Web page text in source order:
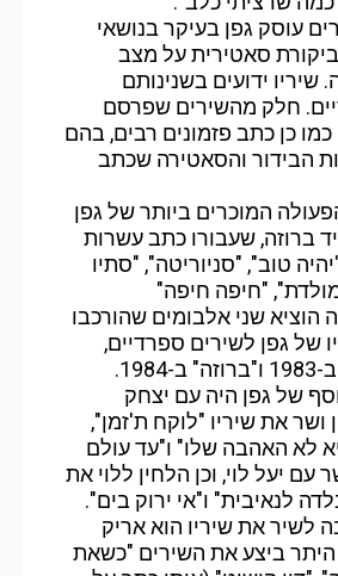
עוסק גפן בעיקר בנושאי
וביקורת סאטירית על מצב
שיריו ידועים בשנינותם
חלק מהשירים שפרסם
כמו כן כתב פזמונים רבים, בהם
הבידור והסאטירה שכתב
המוכרים ביותר של גפן
ברוזה, שעבורו כתב עשרות
טוב", "סניוריטה", "סתיו
"חיפה חיפה"
הוציא שני אלבומים שהורכבו
של גפן לשירים ספרדיים,
של גפן היה עם יצחק
את שיריו "לוקח ת'זמן",
לא האהבה שלו" ו"עד עולם
יעל לוי, וכן הלחין ללוי את
לנאיבית" ו"אי ירוק בים".
לשיר את שיריו הוא אריק
היתר ביצע את השירים "כשאת